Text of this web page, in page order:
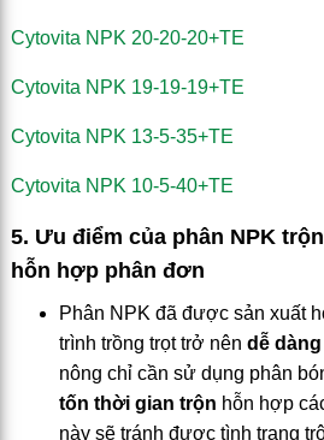
Cytovita NPK 20-20-20+TE
Cytovita NPK 19-19-19+TE
Cytovita NPK 13-5-35+TE
Cytovita NPK 10-5-40+TE
5. Ưu điểm của phân NPK
hỗn hợp phân đơn
Phân NPK đã được sản xuất
trình trồng trọt trở nên dễ
nông chỉ cần sử dụng phân
tốn thời gian trộn hỗn hợp
này sẽ tránh được tình trạng